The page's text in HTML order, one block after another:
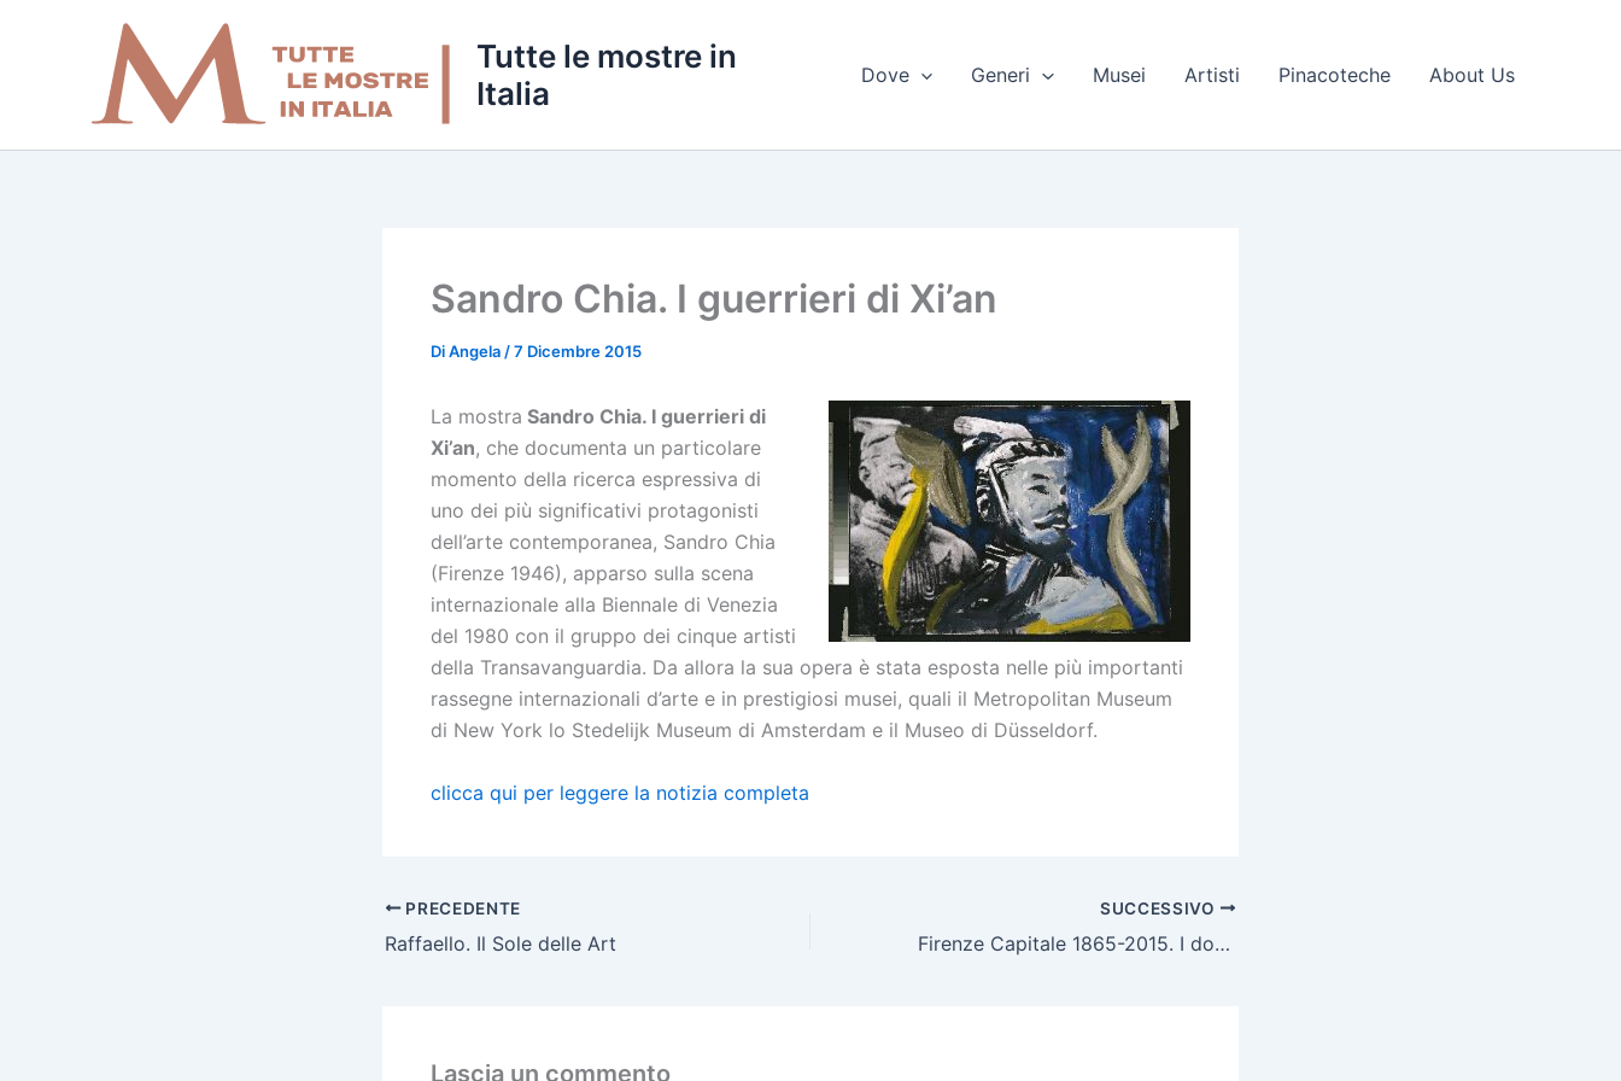
Tutte le mostre in
Italia
Dove Generi Musei Artisti Pinacoteche About Us
Sandro Chia. I guerrieri di Xi’an
DiAngela/7 Dicembre 2015
La mostra Sandro Chia. I guerrieri di
Xi’an, che documenta un particolare
momento della ricerca espressiva di
uno dei più significativi protagonisti
dell’arte contemporanea, Sandro Chia
(Firenze 1946), apparso sulla scena
internazionale alla Biennale di Venezia
del 1980 con il gruppo dei cinque artisti
della Transavanguardia. Da allora la sua opera è stata esposta nelle più importanti
rassegne internazionali d’arte e in prestigiosi musei, quali il Metropolitan Museum
di New York lo Stedelijk Museum di Amsterdam e il Museo di Düsseldorf.
clicca qui per leggere la notizia completa
PRECEDENTE
Raffaello. Il Sole delle Art
SUCCESSIVO
Firenze Capitale 1865-2015. I doni e le collezioni del Re
Lascia un commento